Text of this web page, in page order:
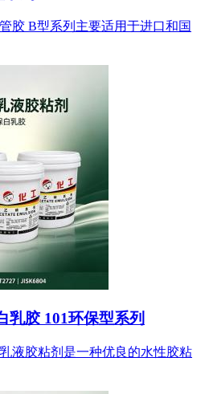
胶 B型系列主要适用于进口和国
乳胶 101环保型系列
液胶粘剂是一种优良的水性胶粘